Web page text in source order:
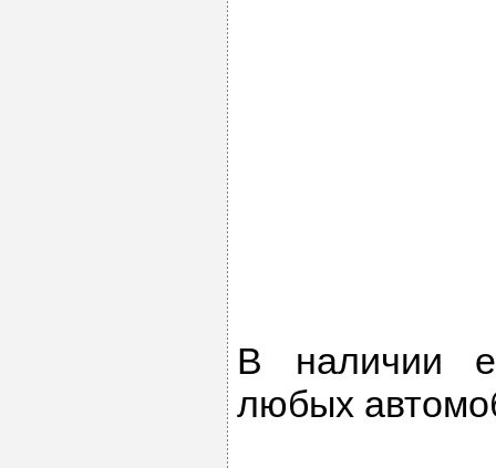
В наличии
любых